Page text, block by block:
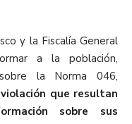
y la Fiscalía General
a la población,
la Norma 046,
que resultan
sobre sus